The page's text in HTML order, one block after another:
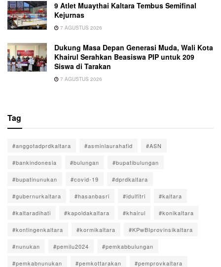
9 Atlet Muaythai Kaltara Tembus Semifinal
Kejurnas
7 AGUSTUS 2026
Dukung Masa Depan Generasi Muda, Wali Kota
Khairul Serahkan Beasiswa PIP untuk 209
Siswa di Tarakan
7 AGUSTUS 2026
Tag
#anggotadprdkaltara #asminlaurahafid #ASN
#bankindonesia #bulungan #bupatibulungan
#bupatinunukan #covid-19 #dprdkaltara
#gubernurkaltara #hasanbasri #idulfitri #kaltara
#kaltaradihati #kapoldakaltara #khairul #konikaltara
#kontingenkaltara #kormikaltara #KPwBIprovinsikaltara
#nunukan #pemilu2024 #pemkabbulungan
#pemkabnunukan #pemkottarakan #pemprovkaltara